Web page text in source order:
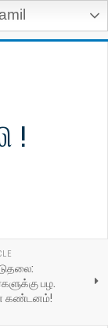
!
பழ.
கண்டனம்!